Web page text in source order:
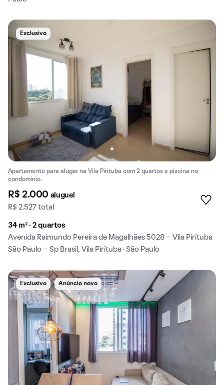
Exclusivo
Apartamento para alugar na Vila Pirituba com 2 quartos e piscina no
condomínio.
R$ 2.000 aluguel
R$ 2.527 total
34 m² · 2 quartos
Avenida Raimundo Pereira de Magalhães 5028 - Vila Pirituba
São Paulo - Sp Brasil, Vila Pirituba · São Paulo
Exclusivo Anúncio novo